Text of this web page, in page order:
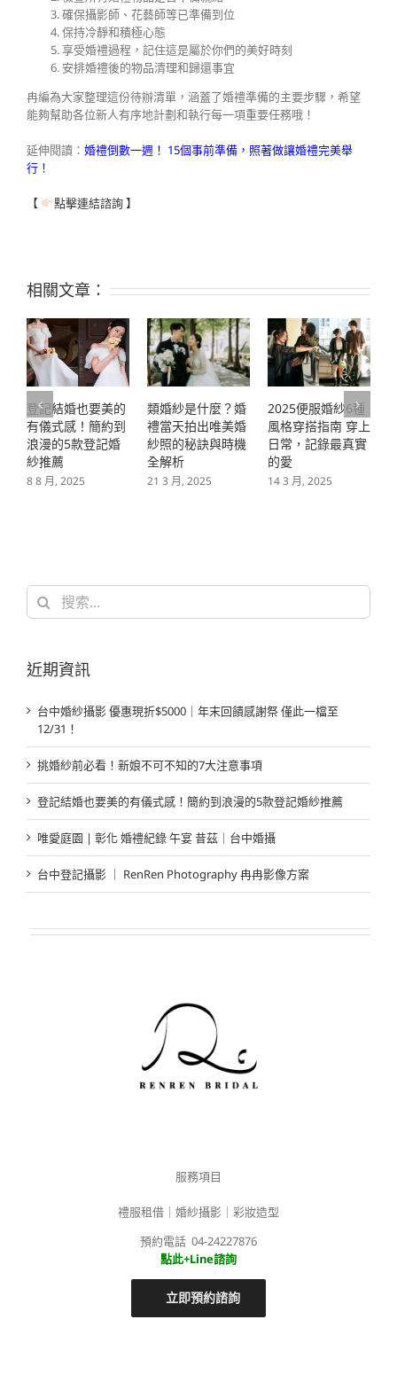
確保攝影師、花藝師等已準備到位
保持冷靜和積極心態
享受婚禮過程，記住這是屬於你們的美好時刻
安排婚禮後的物品清理和歸還事宜
冉編為大家整理這份待辦清單，涵蓋了婚禮準備的主要步驟，希望
能夠幫助各位新人有序地計劃和執行每一項重要任務哦！
延伸閱讀： 婚禮倒數一週！ 15個事前準備，照著做讓婚禮完美舉
行！
【 點擊連結諮詢 】
相關文章：
登記結婚也要美的
有儀式感！簡約到
浪漫的5款登記婚
紗推薦
8 8 月, 2025
類婚紗是什麼？婚
禮當天拍出唯美婚
紗照的秘訣與時機
全解析
21 3 月, 2025
2025便服婚紗6種
風格穿搭指南 穿上
日常，記錄最真實
的愛
14 3 月, 2025
搜
近期資訊
台中婚紗攝影 優惠現折$5000｜年末回饋感謝祭 僅此一檔至
12/31！
挑婚紗前必看！新娘不可不知的7大注意事項
登記結婚也要美的有儀式感！簡約到浪漫的5款登記婚紗推薦
唯愛庭園 | 彰化 婚禮紀錄 午宴 昔茲｜台中婚攝
台中登記攝影 ｜ RenRen Photography 冉冉影像方案
服務項目
禮服租借｜婚紗攝影｜彩妝造型
預約電話 04-24227876
點此+Line諮詢
立即預約諮詢